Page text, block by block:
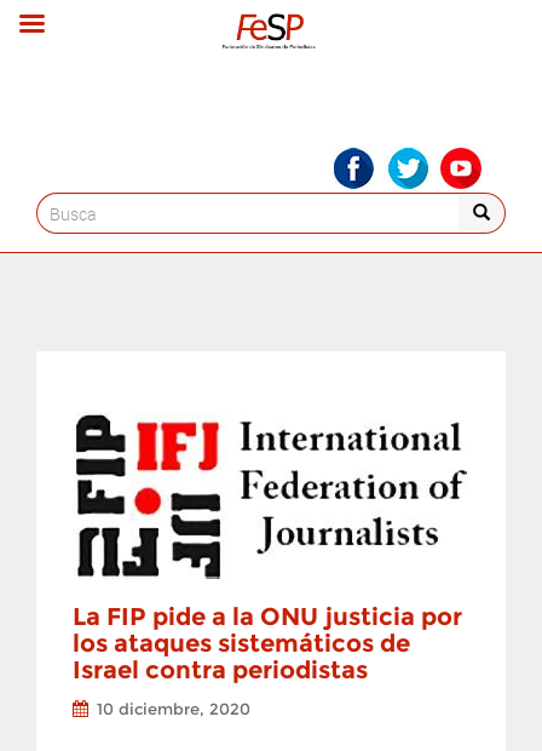
Search
for:
La FIP pide a la ONU justicia por
los ataques sistemáticos de
Israel contra periodistas
10 diciembre, 2020